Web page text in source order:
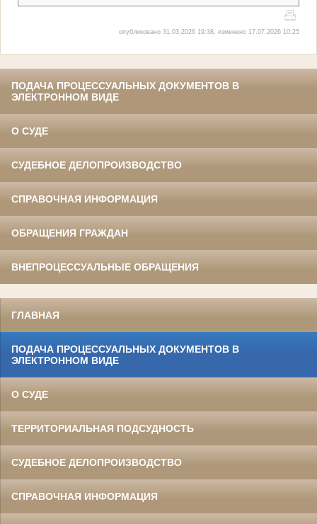
опубликовано 31.03.2026 19:38, изменено 17.07.2026 10:25
ПОДАЧА ПРОЦЕССУАЛЬНЫХ ДОКУМЕНТОВ В
ЭЛЕКТРОННОМ ВИДЕ
О СУДЕ
СУДЕБНОЕ ДЕЛОПРОИЗВОДСТВО
СПРАВОЧНАЯ ИНФОРМАЦИЯ
ОБРАЩЕНИЯ ГРАЖДАН
ВНЕПРОЦЕССУАЛЬНЫЕ ОБРАЩЕНИЯ
ГЛАВНАЯ
ПОДАЧА ПРОЦЕССУАЛЬНЫХ ДОКУМЕНТОВ В
ЭЛЕКТРОННОМ ВИДЕ
О СУДЕ
ТЕРРИТОРИАЛЬНАЯ ПОДСУДНОСТЬ
СУДЕБНОЕ ДЕЛОПРОИЗВОДСТВО
СПРАВОЧНАЯ ИНФОРМАЦИЯ